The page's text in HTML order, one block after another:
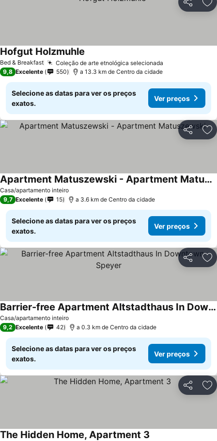
Partilhar
Bed & Breakfast Coleção de arte etnológica selecionada
Hofgut Holzmuhle
9,8 Excelente 550 a 13.3 km de Centro da cidade
Selecione as datas para ver os preços
exatos.
Ver preços
Partilhar
Casa/apartamento inteiro
Apartment Matuszewski - Apartment Matuszewski
9,7 Excelente 15 a 3.6 km de Centro da cidade
Selecione as datas para ver os preços
exatos.
Ver preços
Partilhar
Casa/apartamento inteiro
Barrier-free Apartment Altstadthaus In Downtown Speyer
9,2 Excelente 42 a 0.3 km de Centro da cidade
Selecione as datas para ver os preços
exatos.
Ver preços
Partilhar
The Hidden Home, Apartment 3